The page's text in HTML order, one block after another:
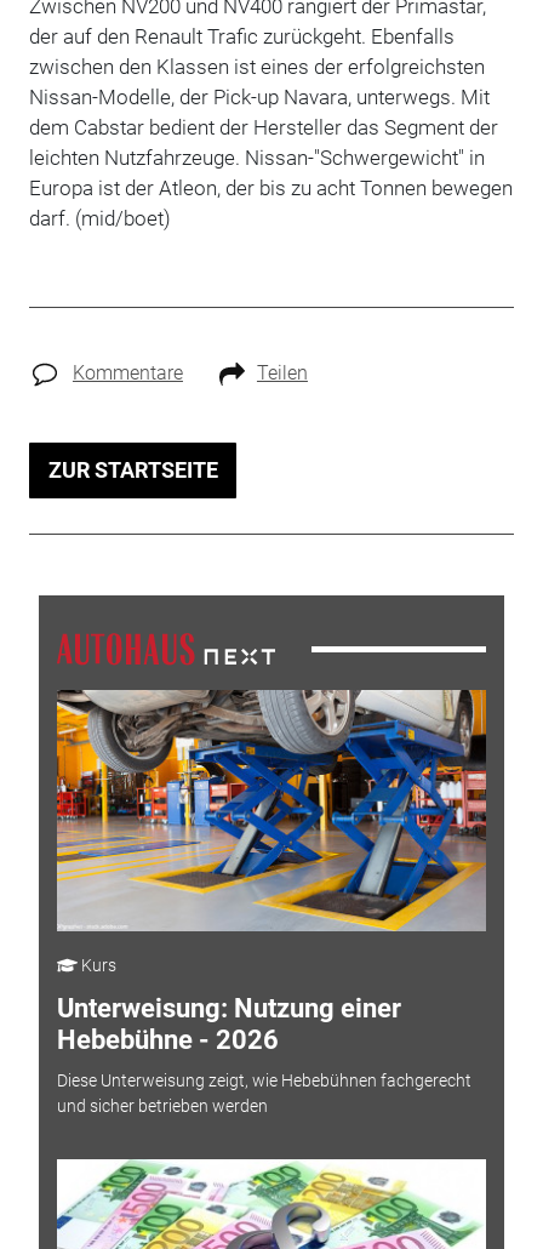
Zwischen NV200 und NV400 rangiert der Primastar,
der auf den Renault Trafic zurückgeht. Ebenfalls
zwischen den Klassen ist eines der erfolgreichsten
Nissan-Modelle, der Pick-up Navara, unterwegs. Mit
dem Cabstar bedient der Hersteller das Segment der
leichten Nutzfahrzeuge. Nissan-"Schwergewicht" in
Europa ist der Atleon, der bis zu acht Tonnen bewegen
darf. (mid/boet)
Kommentare Teilen
ZUR STARTSEITE
Kurs
Unterweisung: Nutzung einer
Hebebühne - 2026
Diese Unterweisung zeigt, wie Hebebühnen fachgerecht
und sicher betrieben werden